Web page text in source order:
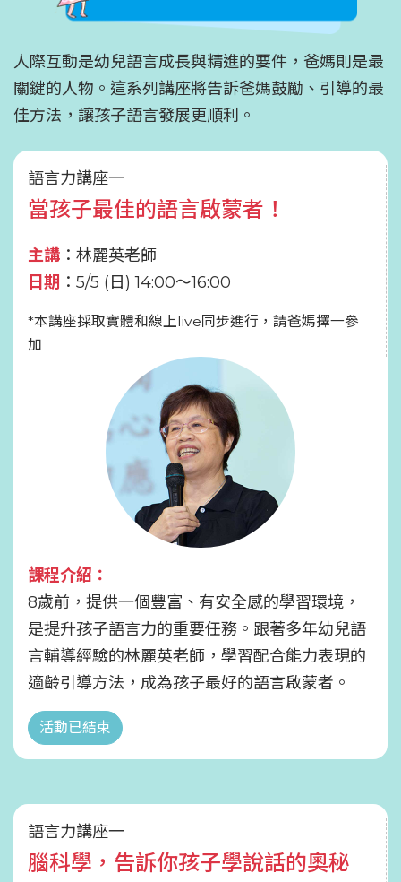
人際互動是幼兒語言成長與精進的要件，爸媽則是最
關鍵的人物。這系列講座將告訴爸媽鼓勵、引導的最
佳方法，讓孩子語言發展更順利。
語言力講座一
當孩子最佳的語言啟蒙者！
主講 ：林麗英老師
日期 ：5/5 (日) 14:00～16:00
*本講座採取實體和線上live同步進行，請爸媽擇一參
加
課程介紹：
8歲前，提供一個豐富、有安全感的學習環境，
是提升孩子語言力的重要任務。跟著多年幼兒語
言輔導經驗的林麗英老師，學習配合能力表現的
適齡引導方法，成為孩子最好的語言啟蒙者。
活動已結束
語言力講座一
腦科學，告訴你孩子學說話的奧秘